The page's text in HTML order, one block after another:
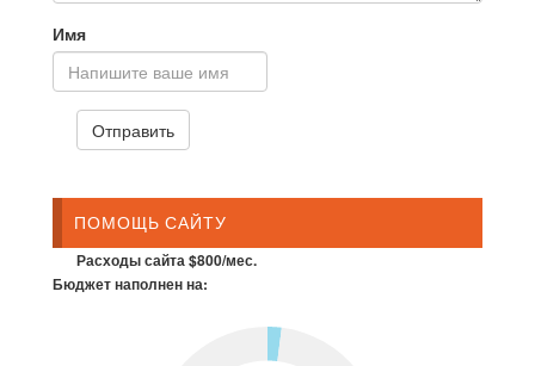
Имя
ПОМОЩЬ САЙТУ
Расходы сайта $800/мес.
Бюджет наполнен на: